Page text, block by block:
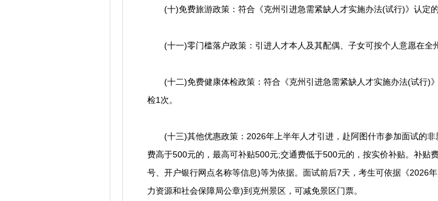
(十)免费旅游政策：符合《克州引进急需紧缺人才实施办法(试行)》认定的
(十一)零门槛落户政策：引进人才本人及其配偶、子女可按个人意愿在全
(十二)免费健康体检政策：符合《克州引进急需紧缺人才实施办法(试行)
检1次。
(十三)其他优惠政策：2026年上半年人才引进，赴阿图什市参加面试的非
费高于500元的，最高可补贴500元;交通费低于500元的，按实价补贴。补贴
号、开户银行网点名称等信息)等为依据。面试前后7天，考生可依据《2026
力资源和社会保障局公章)到克州景区，可减免景区门票。